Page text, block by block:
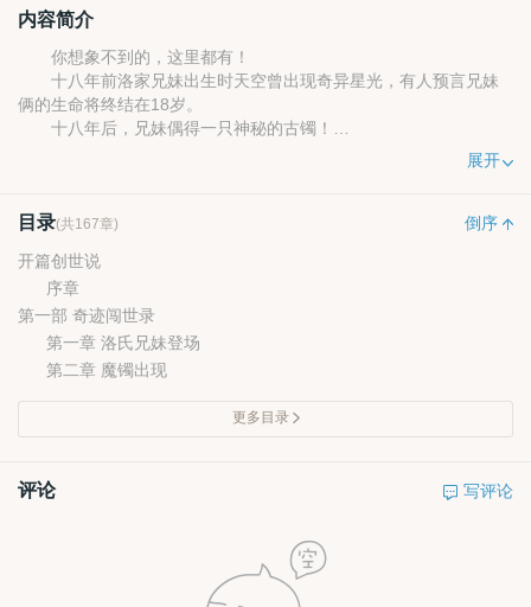
内容简介
你想象不到的，这里都有！
十八年前洛家兄妹出生时天空曾出现奇异星光，有人预言兄妹
俩的生命将终结在18岁。
十八年后，兄妹偶得一只神秘的古镯！
还有神秘莫测的冥王……
异世界的奇妙旅程开始了。
【最终版】更多精彩内容，你点进来就知道了！
展开
目录(共167章)
倒序
开篇创世说
序章
第一部 奇迹闯世录
第一章 洛氏兄妹登场
第二章 魔镯出现
更多目录
评论 写评论